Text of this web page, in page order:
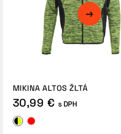
MIKINA ALTOS ŽLTÁ
30,99 € s DPH